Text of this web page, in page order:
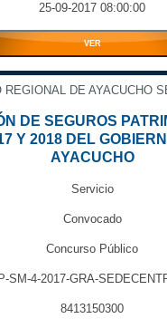
25-09-2017 08:00:00
VER
REGIONAL DE AYACUCHO
DE SEGUROS
Y 2018 DEL
AYACUCHO
Servicio
Convocado
Concurso Público
SM-4-2017-GRA-
8413150300